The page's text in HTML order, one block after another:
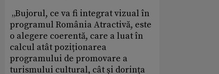
„Bujorul, ce va fi integrat vizual în
programul România Atractivă, este
o alegere coerentă, care a luat în
calcul atât poziționarea
programului de promovare a
turismului cultural, cât și dorința